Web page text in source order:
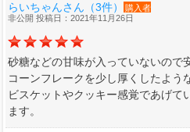
らいちゃんさん（3件）
購入者
非公開 投稿日：2021年11月26日
砂糖などの甘味が入っていないので
コーンフレークを少し厚くしたよう
ビスケットやクッキー感覚であげて
ます。